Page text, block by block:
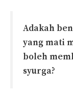
Adakah
yang mati
boleh
syurga?